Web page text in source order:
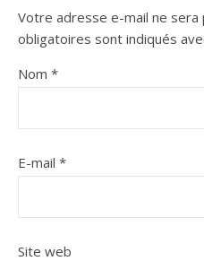
Votre adresse e-mail ne sera
obligatoires sont indiqués
Nom *
E-mail *
Site web